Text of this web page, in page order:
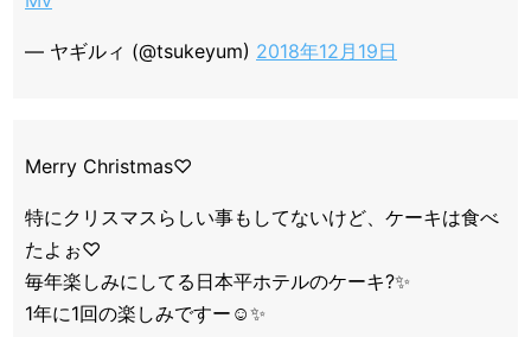
— ヤギルィ (@tsukeyum) 2018年12月19日
Merry Christmas♡
特にクリスマスらしい事もしてないけど、ケーキは食べ
たよぉ♡
毎年楽しみにしてる日本平ホテルのケーキ?✨
1年に1回の楽しみですー☺️✨